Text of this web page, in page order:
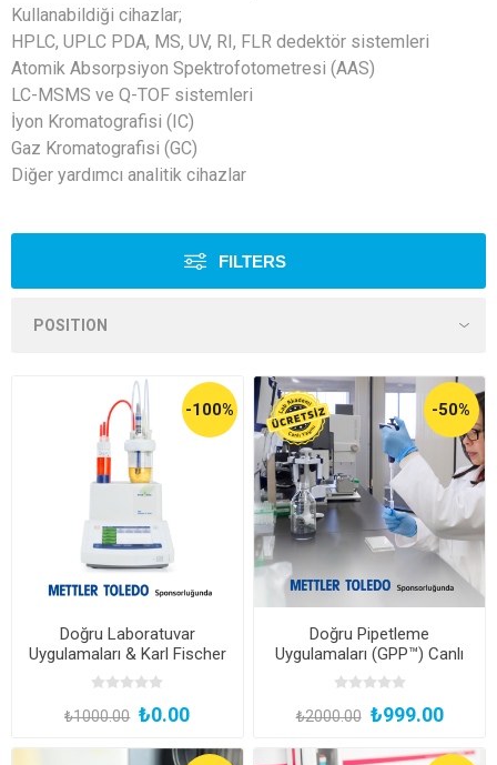
Kullanabildiği cihazlar;
HPLC, UPLC PDA, MS, UV, RI, FLR dedektör sistemleri
Atomik Absorpsiyon Spektrofotometresi (AAS)
LC-MSMS ve Q-TOF sistemleri
İyon Kromatografisi (IC)
Gaz Kromatografisi (GC)
Diğer yardımcı analitik cihazlar
FILTERS
-100%
Doğru Laboratuvar
Uygulamaları & Karl Fischer
Su Tayini
₺1000.00 ₺0.00
-50%
Doğru Pipetleme
Uygulamaları (GPP™) Canlı
Yayını
₺2000.00 ₺999.00